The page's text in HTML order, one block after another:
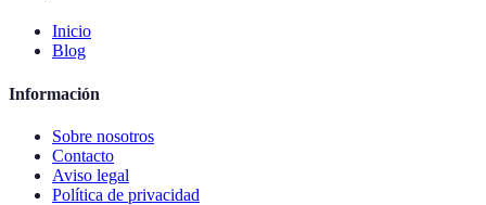
Inicio
Blog
Información
Sobre nosotros
Contacto
Aviso legal
Política de privacidad